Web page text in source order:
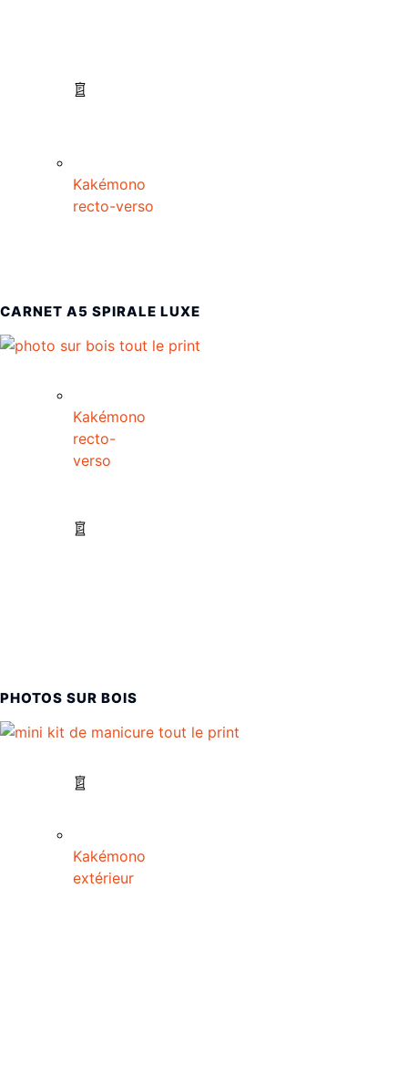
Kakémono
recto-verso
Kakémono
extérieur
Kakémono
recto-
verso
CARNET A5 SPIRALE LUXE
PHOTOS SUR BOIS